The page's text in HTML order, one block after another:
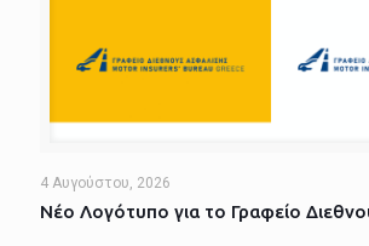
4 Αυγούστου, 2026
Νέο Λογότυπο για το Γραφείο